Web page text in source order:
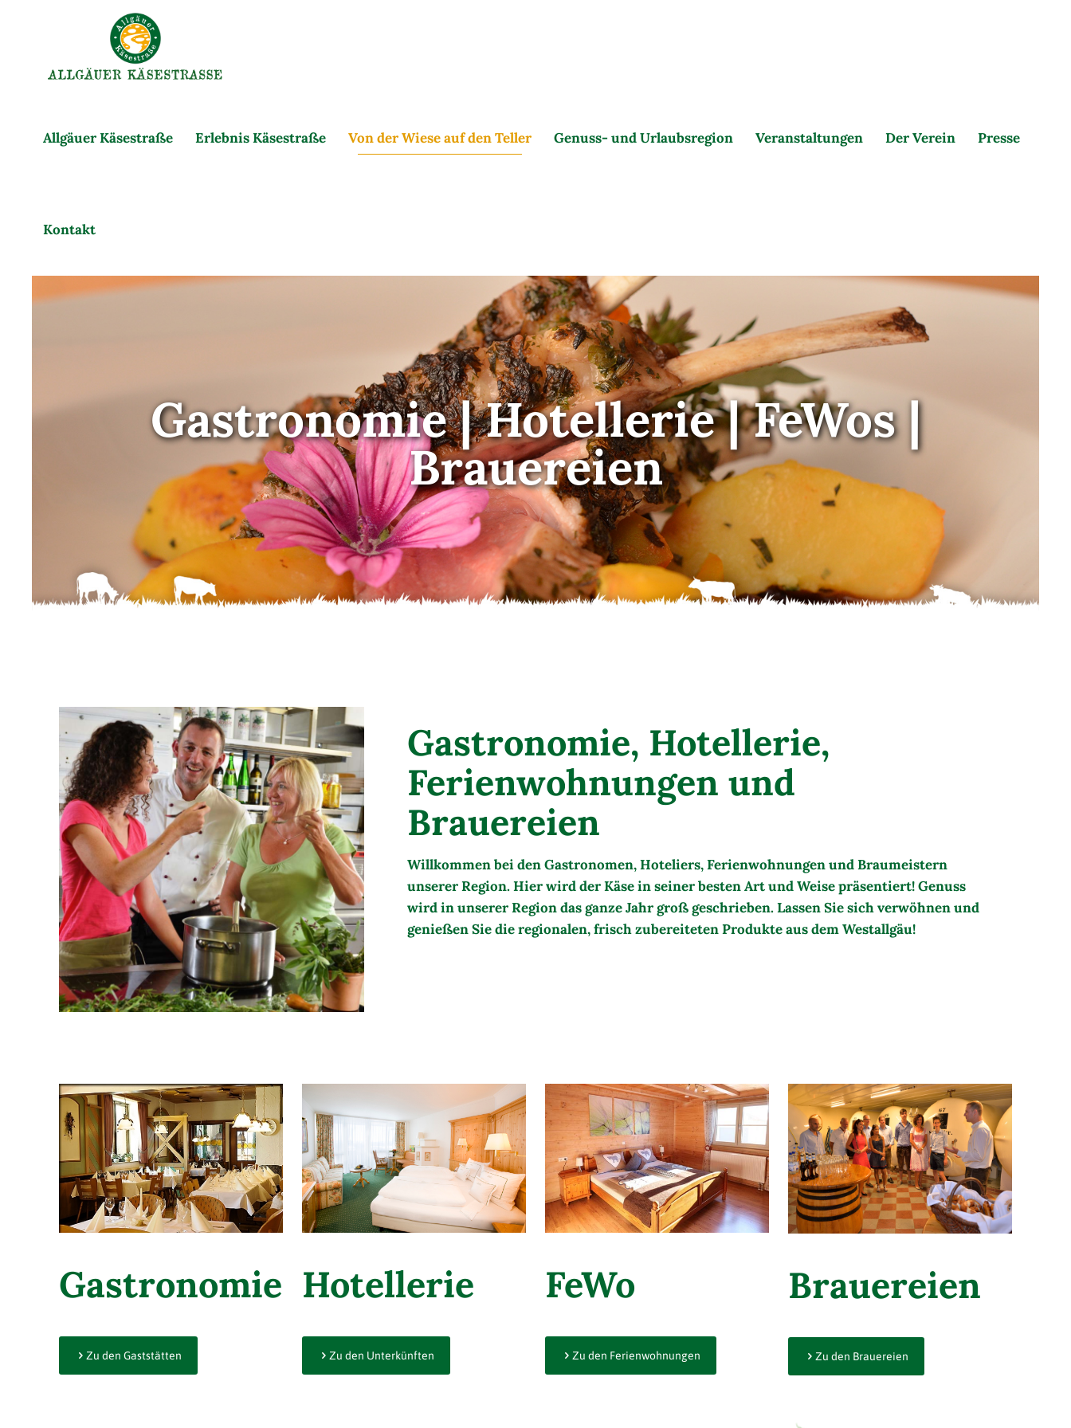
Allgäuer Käsestraße Erlebnis Käsestraße Von der Wiese auf den Teller Genuss- und Urlaubsregion Veranstaltungen Der Verein Presse
Kontakt
Gastronomie | Hotellerie | FeWos |
Brauereien
Gastronomie, Hotellerie,
Ferienwohnungen und
Brauereien
Willkommen bei den Gastronomen, Hoteliers, Ferienwohnungen und Braumeistern
unserer Region. Hier wird der Käse in seiner besten Art und Weise präsentiert! Genuss
wird in unserer Region das ganze Jahr groß geschrieben. Lassen Sie sich verwöhnen und
genießen Sie die regionalen, frisch zubereiteten Produkte aus dem Westallgäu!
Gastronomie
Zu den Gaststätten
Hotellerie
Zu den Unterkünften
FeWo
Zu den Ferienwohnungen
Brauereien
Zu den Brauereien